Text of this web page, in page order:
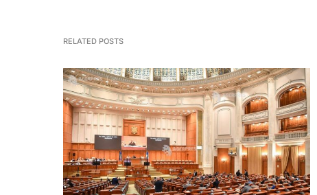
RELATED POSTS